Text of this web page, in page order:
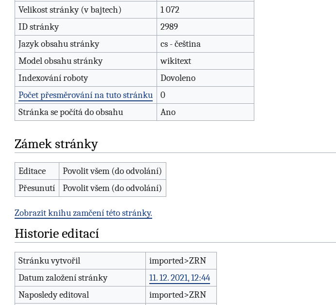
Velikost stránky (v bajtech)
1 072
ID stránky
2989
Jazyk obsahu stránky
cs - čeština
Model obsahu stránky
wikitext
Indexování roboty
Dovoleno
Počet přesměrování na tuto stránku
0
Stránka se počítá do obsahu
Ano
Zámek stránky
Editace
Povolit všem (do odvolání)
Přesunutí
Povolit všem (do odvolání)
Zobrazit knihu zamčení této stránky.
Historie editací
Stránku vytvořil
imported>ZRN
Datum založení stránky
11. 12. 2021, 12:44
Naposledy editoval
imported>ZRN